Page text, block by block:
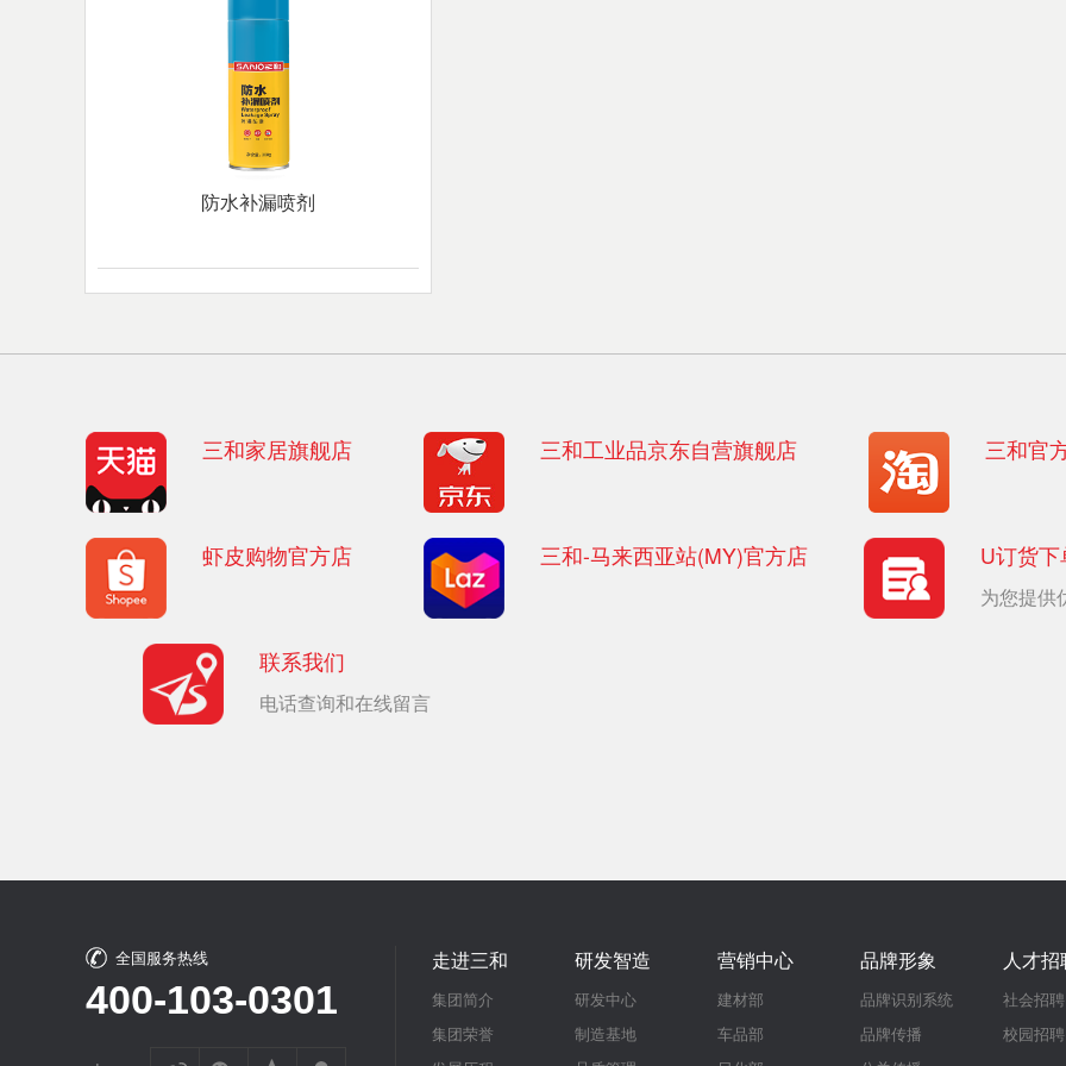
防水补漏喷剂
三和家居旗舰店 三和工业品京东自营旗舰店 三和官
虾皮购物官方店 三和-马来西亚站(MY)官方店 U订货
为您提供
联系我们
电话查询和在线留言
全国服务热线
400-103-0301
走进三和
集团简介
集团荣誉
研发智造
研发中心
制造基地
营销中心
建材部
车品部
品牌形象
品牌识别系统
品牌传播
人才招
社会招聘
校园招聘